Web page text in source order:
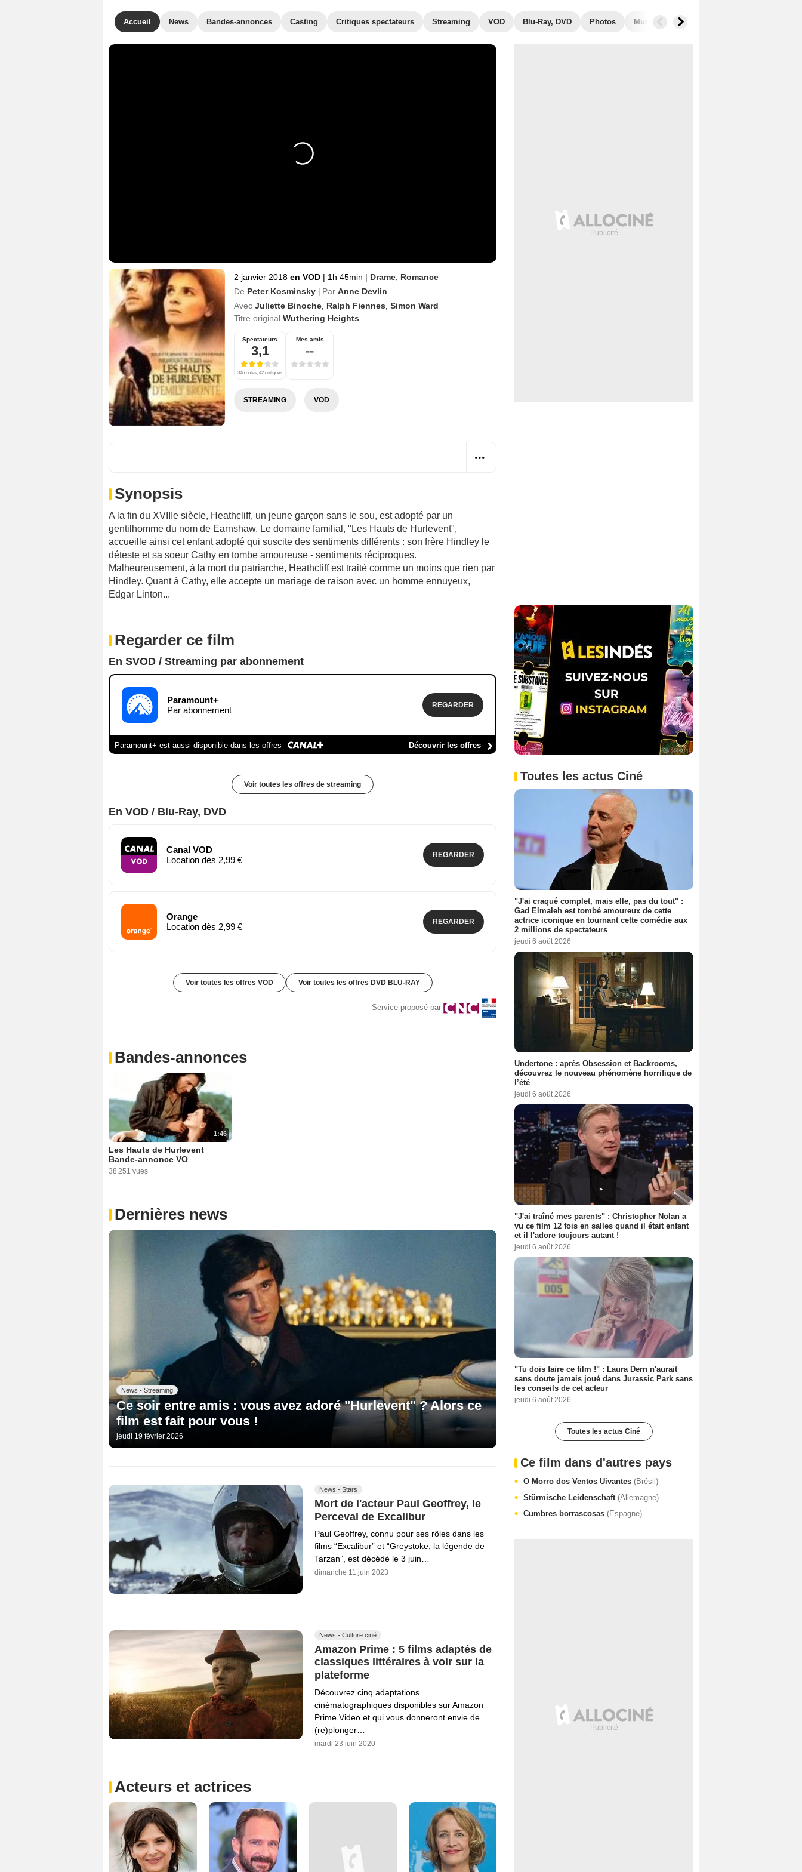
Accueil News Bandes-annonces Casting Critiques spectateurs Streaming VOD Blu-Ray, DVD Photos Musique Films similaires
2 janvier 2018 en VOD | 1h 45min | Drame Romance
De Peter Kosminsky | Par Anne Devlin
Avec Juliette Binoche Ralph Fiennes Simon Ward
Titre original Wuthering Heights
Spectateurs
3,1
346 notes, 42 critiques
Mes amis
--
STREAMING VOD
Synopsis
A la fin du XVIIIe siècle, Heathcliff, un jeune garçon sans le sou, est adopté par un
gentilhomme du nom de Earnshaw. Le domaine familial, "Les Hauts de Hurlevent",
accueille ainsi cet enfant adopté qui suscite des sentiments différents : son frère Hindley le
déteste et sa soeur Cathy en tombe amoureuse - sentiments réciproques.
Malheureusement, à la mort du patriarche, Heathcliff est traité comme un moins que rien par
Hindley. Quant à Cathy, elle accepte un mariage de raison avec un homme ennuyeux,
Edgar Linton...
Regarder ce film
En SVOD / Streaming par abonnement
Paramount+
Par abonnement
REGARDER
Paramount+ est aussi disponible dans les offres Découvrir les offres
Voir toutes les offres de streaming
En VOD / Blu-Ray, DVD
Canal VOD
Location dès 2,99 €
REGARDER
Orange
Location dès 2,99 €
REGARDER
Voir toutes les offres VOD Voir toutes les offres DVD BLU-RAY
Service proposé par
Bandes-annonces
1:46
Les Hauts de Hurlevent
Bande-annonce VO
38 251 vues
Dernières news
News - Streaming
Ce soir entre amis : vous avez adoré "Hurlevent" ? Alors ce
film est fait pour vous !
jeudi 19 février 2026
News - Stars
Mort de l'acteur Paul Geoffrey, le
Perceval de Excalibur
Paul Geoffrey, connu pour ses rôles dans les
films “Excalibur” et “Greystoke, la légende de
Tarzan”, est décédé le 3 juin…
dimanche 11 juin 2023
News - Culture ciné
Amazon Prime : 5 films adaptés de
classiques littéraires à voir sur la
plateforme
Découvrez cinq adaptations
cinématographiques disponibles sur Amazon
Prime Video et qui vous donneront envie de
(re)plonger…
mardi 23 juin 2020
Acteurs et actrices
Toutes les actus Ciné
"J'ai craqué complet, mais elle, pas du tout" :
Gad Elmaleh est tombé amoureux de cette
actrice iconique en tournant cette comédie aux
2 millions de spectateurs
jeudi 6 août 2026
Undertone : après Obsession et Backrooms,
découvrez le nouveau phénomène horrifique de
l’été
jeudi 6 août 2026
"J'ai traîné mes parents" : Christopher Nolan a
vu ce film 12 fois en salles quand il était enfant
et il l'adore toujours autant !
jeudi 6 août 2026
"Tu dois faire ce film !" : Laura Dern n'aurait
sans doute jamais joué dans Jurassic Park sans
les conseils de cet acteur
jeudi 6 août 2026
Toutes les actus Ciné
Ce film dans d'autres pays
O Morro dos Ventos Uivantes (Brésil)
Stürmische Leidenschaft (Allemagne)
Cumbres borrascosas (Espagne)